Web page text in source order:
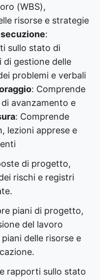
(WBS),
risorse e strategie
:
sullo stato di
di gestione delle
problemi e verbali
: Comprende
avanzamento e
: Comprende
lezioni apprese e
di progetto,
rischi e registri
piani di progetto,
del lavoro
delle risorse e
rapporti sullo stato